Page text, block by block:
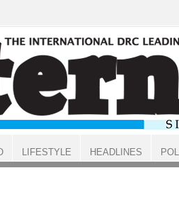
LIFESTYLE HEADLINES